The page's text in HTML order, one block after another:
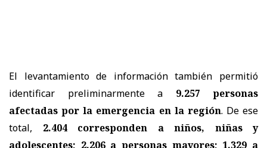
El levantamiento de información también permitió
identificar preliminarmente a 9.257 personas
afectadas por la emergencia en la región. De ese
total, 2.404 corresponden a niños, niñas y
adolescentes; 2.206 a personas mayores; 1.329 a